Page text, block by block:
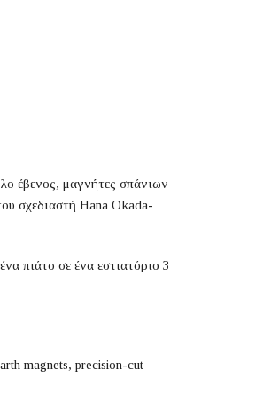
έβενος, μαγνήτες σπάνιων
σχεδιαστή Hana Okada-
πιάτο σε ένα εστιατόριο 3
magnets, precision-cut